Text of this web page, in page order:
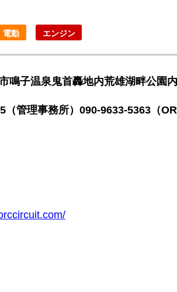
電動 エンジン
鳴子温泉鬼首轟地内荒雄湖畔公園内
（管理事務所）090-9633-5363（